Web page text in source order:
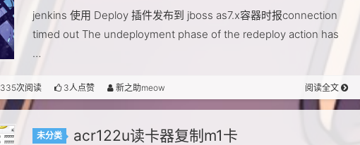
jenkins 使用 Deploy 插件发布到 jboss as7.x容器时报connection
timed out The undeployment phase of the redeploy action has
…
335次阅读 3人点赞 新之助meow 阅读全文
未分类 acr122u读卡器复制m1卡